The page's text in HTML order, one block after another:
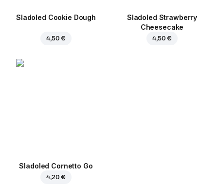
Sladoled Cookie Dough
4,50 €
Sladoled Strawberry
Cheesecake
4,50 €
Sladoled Cornetto Go
4,20 €